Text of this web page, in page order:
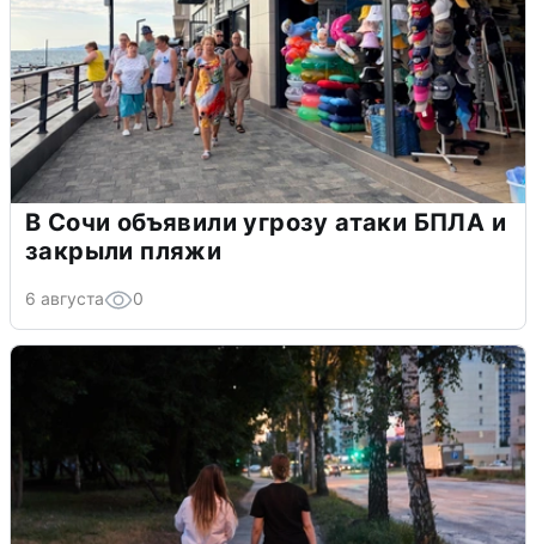
В Сочи объявили угрозу атаки БПЛА и
закрыли пляжи
6 августа 0